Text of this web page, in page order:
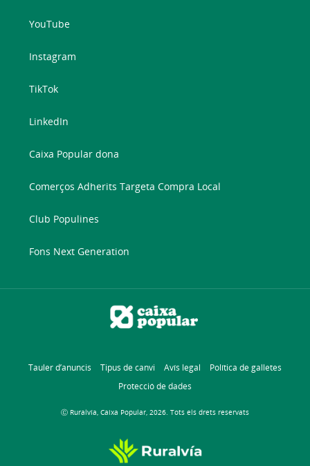
YouTube
Instagram
TikTok
LinkedIn
Caixa Popular dona
Comerços Adherits Targeta Compra Local
Club Populines
Fons Next Generation
Tauler d’anuncis Tipus de canvi Avís legal
Política de galletes
Protecció de dades
Ⓒ Ruralvía, Caixa Popular, 2026. Tots els drets reservats